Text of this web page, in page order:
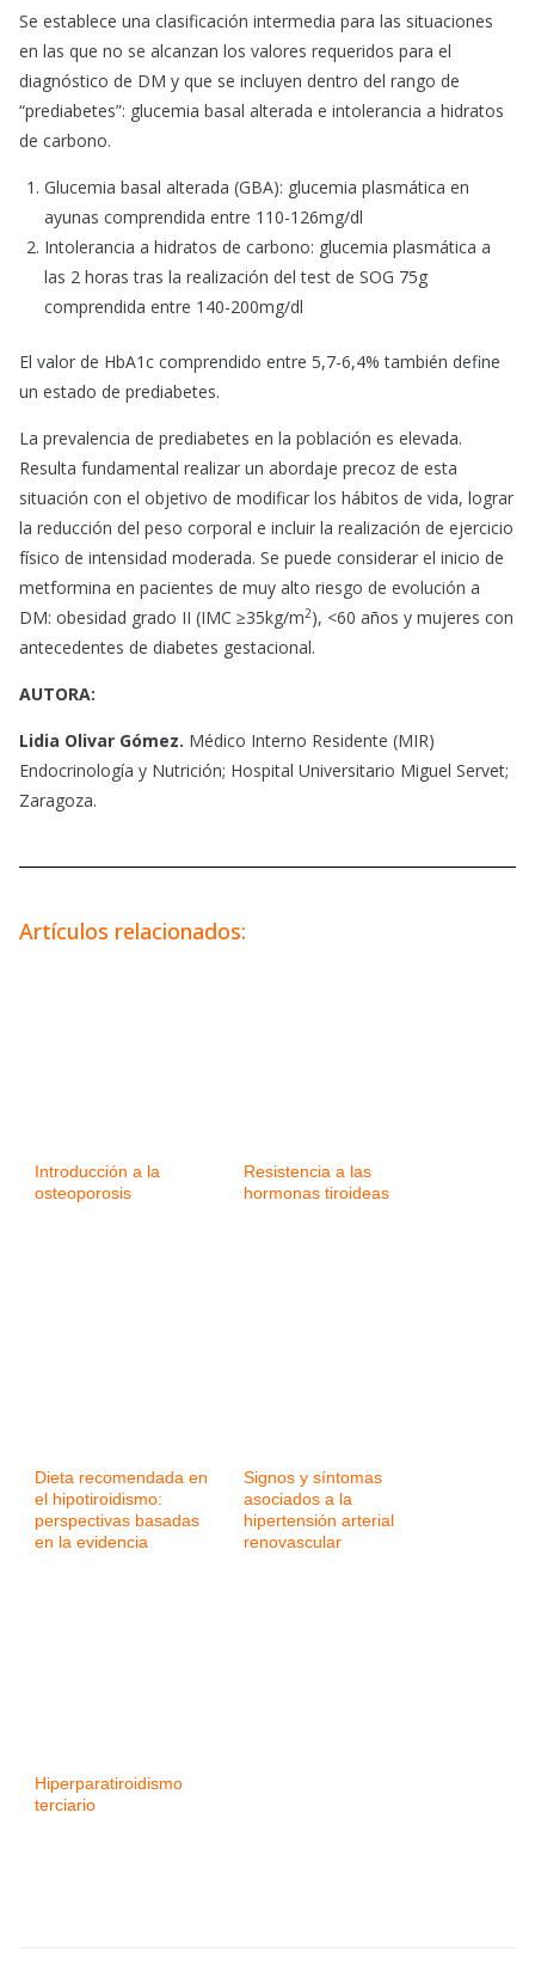
Se establece una clasificación intermedia para las situaciones
en las que no se alcanzan los valores requeridos para el
diagnóstico de DM y que se incluyen dentro del rango de
“prediabetes”: glucemia basal alterada e intolerancia a hidratos
de carbono.
Glucemia basal alterada (GBA): glucemia plasmática en
ayunas comprendida entre 110-126mg/dl
Intolerancia a hidratos de carbono: glucemia plasmática a
las 2 horas tras la realización del test de SOG 75g
comprendida entre 140-200mg/dl
El valor de HbA1c comprendido entre 5,7-6,4% también define
un estado de prediabetes.
La prevalencia de prediabetes en la población es elevada.
Resulta fundamental realizar un abordaje precoz de esta
situación con el objetivo de modificar los hábitos de vida, lograr
la reducción del peso corporal e incluir la realización de ejercicio
físico de intensidad moderada. Se puede considerar el inicio de
metformina en pacientes de muy alto riesgo de evolución a
DM: obesidad grado II (IMC ≥35kg/m2), <60 años y mujeres con
antecedentes de diabetes gestacional.
AUTORA:
Lidia Olivar Gómez. Médico Interno Residente (MIR)
Endocrinología y Nutrición; Hospital Universitario Miguel Servet;
Zaragoza.
Artículos relacionados:
Introducción a la
osteoporosis
Resistencia a las
hormonas tiroideas
Dieta recomendada en
el hipotiroidismo:
perspectivas basadas
en la evidencia
Signos y síntomas
asociados a la
hipertensión arterial
renovascular
Hiperparatiroidismo
terciario